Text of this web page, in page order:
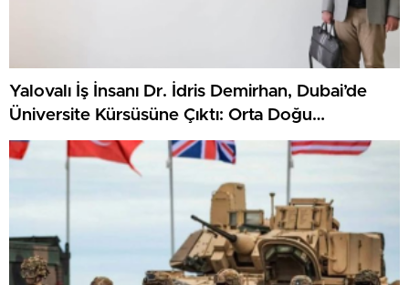
Yalovalı İş İnsanı Dr. İdris Demirhan, Dubai’de
Üniversite Kürsüsüne Çıktı: Orta Doğu
Gayrimenkulünü Anlattı